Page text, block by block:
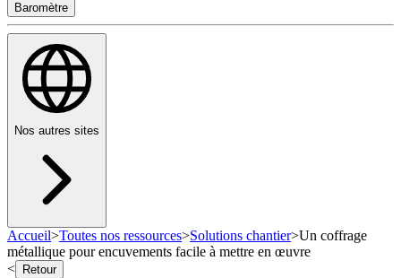
Baromètre
Nos autres sites
Accueil>Toutes nos ressources>Solutions chantier>Un coffrage
métallique pour encuvements facile à mettre en œuvre
<
Retour